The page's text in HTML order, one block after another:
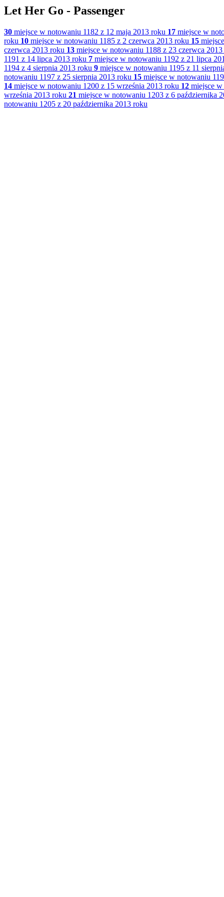
Let Her Go - Passenger
30 miejsce w notowaniu 1182 z 12 maja 2013 roku 17 miejsce w
roku 10 miejsce w notowaniu 1185 z 2 czerwca 2013 roku 15
czerwca 2013 roku 13 miejsce w notowaniu 1188 z 23 czerwca
1191 z 14 lipca 2013 roku 7 miejsce w notowaniu 1192 z 21 lipca
1194 z 4 sierpnia 2013 roku 9 miejsce w notowaniu 1195 z 11
notowaniu 1197 z 25 sierpnia 2013 roku 15 miejsce w notowaniu
14 miejsce w notowaniu 1200 z 15 września 2013 roku 12 miejsce
września 2013 roku 21 miejsce w notowaniu 1203 z 6 października
notowaniu 1205 z 20 października 2013 roku